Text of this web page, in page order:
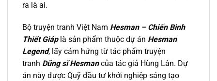
ra là ai.
Bộ truyện tranh Việt Nam Hesman – Chiến Binh
Thiết Giáp là sản phẩm thuộc dự án Hesman
Legend, lấy cảm hứng từ tác phẩm truyện
tranh Dũng sĩ Hesmancủa tác giả Hùng Lân. Dự
án này được Quỹ đầu tư khởi nghiệp sáng tạo